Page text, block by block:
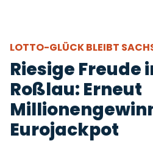
LOTTO-GLÜCK BLEIBT
Riesige Freude
Roßlau: Erneut
Eurojackpot